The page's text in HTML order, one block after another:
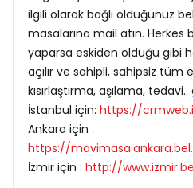
ilgili olarak bağlı olduğunuz
masalarına mail atın.
yaparsa eskiden olduğu gibi
açılır ve sahipli, sahipsiz tüm
kısırlaştırma, aşılama,
İstanbul için: https://
Ankara için :
https://
İzmir için : http://